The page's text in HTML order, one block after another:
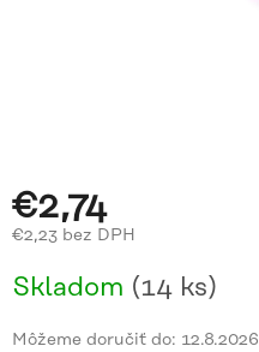
€2,74
€2,23 bez DPH
cena:
Skladom (14 ks)
Môžeme doručiť do: 12.8.2026